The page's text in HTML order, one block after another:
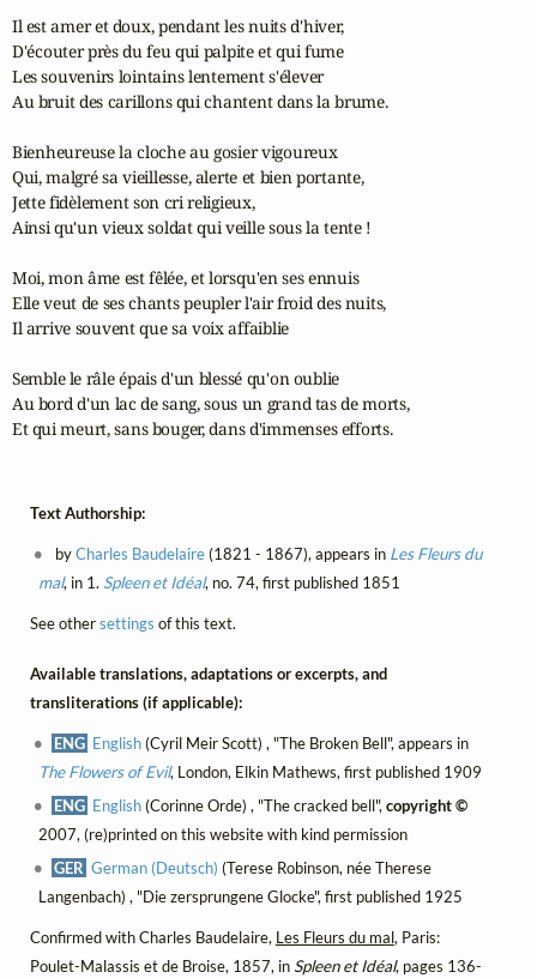
Il est amer et doux, pendant les nuits d'hiver,
D'écouter près du feu qui palpite et qui fume
Les souvenirs lointains lentement s'élever
Au bruit des carillons qui chantent dans la brume.
Bienheureuse la cloche au gosier vigoureux
Qui, malgré sa vieillesse, alerte et bien portante,
Jette fidèlement son cri religieux,
Ainsi qu'un vieux soldat qui veille sous la tente !
Moi, mon âme est fêlée, et lorsqu'en ses ennuis
Elle veut de ses chants peupler l'air froid des nuits,
Il arrive souvent que sa voix affaiblie
Semble le râle épais d'un blessé qu'on oublie
Au bord d'un lac de sang, sous un grand tas de morts,
Et qui meurt, sans bouger, dans d'immenses efforts.
Text Authorship:
byCharles Baudelaire(1821 - 1867), appears in Les Fleurs du
mal, in 1. Spleen et Idéal, no. 74, first published 1851
See othersettings of this text.
Available translations, adaptations or excerpts, and
transliterations (if applicable):
ENG English(Cyril Meir Scott) , "The Broken Bell", appears in
The Flowers of Evil, London, Elkin Mathews, first published 1909
ENG English(Corinne Orde) , "The cracked bell",copyright ©
2007, (re)printed on this website with kind permission
GER German (Deutsch) (Terese Robinson, née Therese
Langenbach) , "Die zersprungene Glocke", first published 1925
Confirmed with Charles Baudelaire, Les Fleurs du mal, Paris:
Poulet-Malassis et de Broise, 1857, in Spleen et Idéal, pages 136-